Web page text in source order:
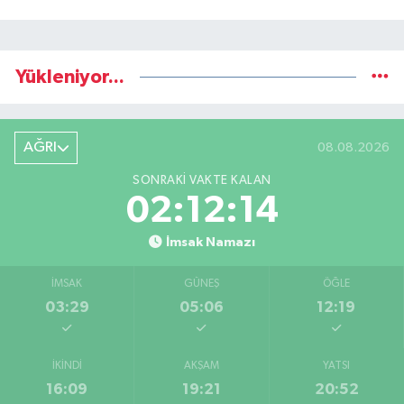
Yükleniyor...
AĞRI 08.08.2026
SONRAKI VAKTE KALAN
02:12:14
İmsak Namazı
İMSAK
03:29
GÜNEŞ
05:06
ÖĞLE
12:19
İKINDI
16:09
AKŞAM
19:21
YATSI
20:52